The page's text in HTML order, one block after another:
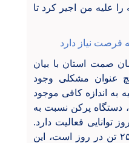
را علیه من اجیر کرد تا
فرصت نیاز دارد
صمت استان با بیان
عنوان مشکلی وجود
به اندازه کافی موجود
پرکن نسبت به
۳۰۰ تن در روز توانایی فعالیت دارد.
اما میزان تولید در شرکت ۲۵ تن در روز است، این